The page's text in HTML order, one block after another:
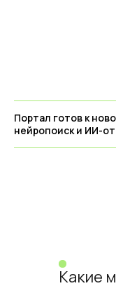
Портал готов к
нейропоиск и ИИ-
Какие